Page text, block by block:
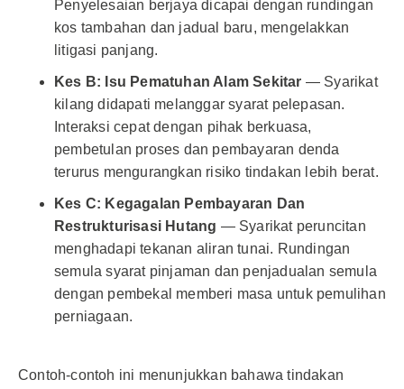
Penyelesaian berjaya dicapai dengan rundingan
kos tambahan dan jadual baru, mengelakkan
litigasi panjang.
Kes B: Isu Pematuhan Alam Sekitar — Syarikat
kilang didapati melanggar syarat pelepasan.
Interaksi cepat dengan pihak berkuasa,
pembetulan proses dan pembayaran denda
terurus mengurangkan risiko tindakan lebih berat.
Kes C: Kegagalan Pembayaran Dan
Restrukturisasi Hutang — Syarikat peruncitan
menghadapi tekanan aliran tunai. Rundingan
semula syarat pinjaman dan penjadualan semula
dengan pembekal memberi masa untuk pemulihan
perniagaan.
Contoh-contoh ini menunjukkan bahawa tindakan